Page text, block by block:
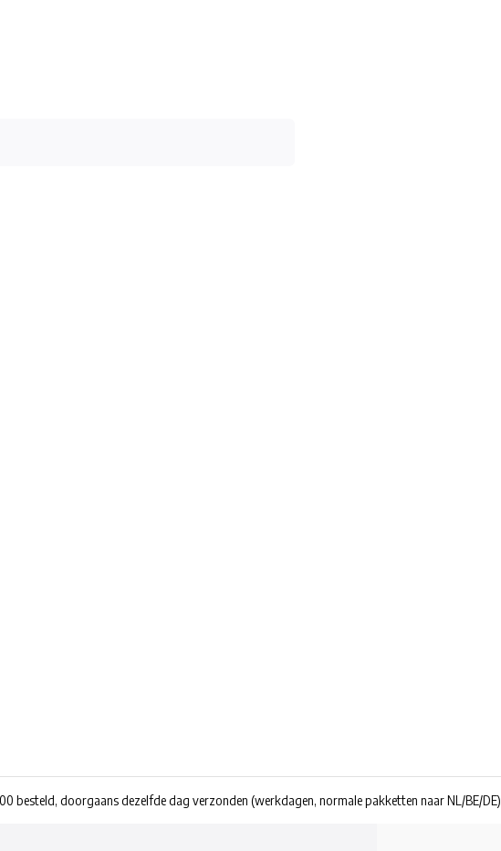
besteld, doorgaans dezelfde dag verzonden (werkdagen, normale pakketten naar NL/BE/DE)